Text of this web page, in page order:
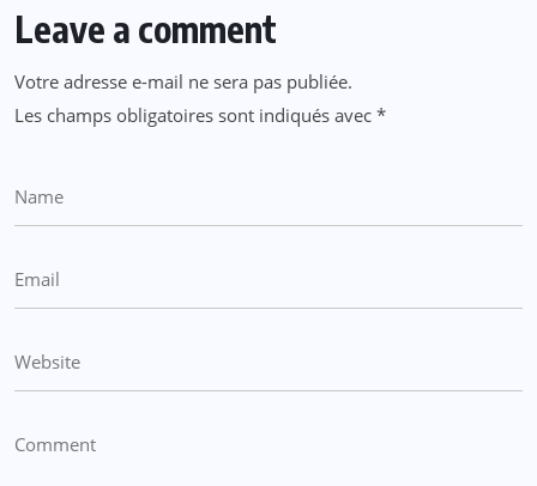
Leave a comment
Votre adresse e-mail ne sera pas publiée.
Les champs obligatoires sont indiqués avec *